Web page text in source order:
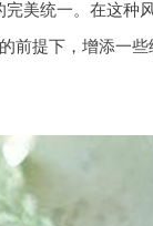
美统一。在这
前提下，增添一